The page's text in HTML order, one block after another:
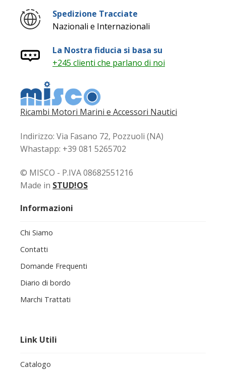
Spedizione Tracciate
Nazionali e Internazionali
La Nostra fiducia si basa su
+245 clienti che parlano di noi
Ricambi Motori Marini e Accessori Nautici
Indirizzo: Via Fasano 72, Pozzuoli (NA)
Whastapp: +39 081 5265702
© MISCO - P.IVA 08682551216
Made in STUD!OS
Informazioni
Chi Siamo
Contatti
Domande Frequenti
Diario di bordo
Marchi Trattati
Link Utili
Catalogo